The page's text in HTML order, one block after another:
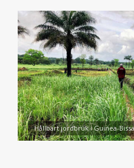
Hållbart jordbruk i Guinea-